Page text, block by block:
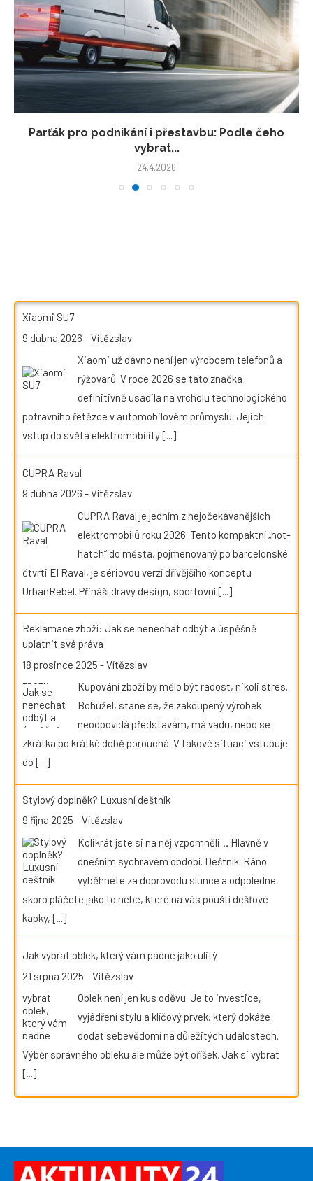
Parťák pro podnikání i přestavbu: Podle čeho
vybrat...
24.4.2026
Xiaomi SU7
9 dubna 2026 -Vítězslav
Xiaomi už dávno není jen výrobcem telefonů a
rýžovarů. V roce 2026 se tato značka
definitivně usadila na vrcholu technologického
potravního řetězce v automobilovém průmyslu. Jejich
vstup do světa elektromobility[...]
CUPRA Raval
9 dubna 2026 -Vítězslav
CUPRA Raval je jedním z nejočekávanějších
elektromobilů roku 2026. Tento kompaktní „hot-
hatch“ do města, pojmenovaný po barcelonské
čtvrti El Raval, je sériovou verzí dřívějšího konceptu
UrbanRebel. Přináší dravý design, sportovní[...]
Reklamace zboží: Jak se nenechat odbýt a úspěšně
uplatnit svá práva
18 prosince 2025 -Vítězslav
Kupování zboží by mělo být radost, nikoli stres.
Bohužel, stane se, že zakoupený výrobek
neodpovídá představám, má vadu, nebo se
zkrátka po krátké době porouchá. V takové situaci vstupuje
do [...]
Stylový doplněk? Luxusní deštník
9 října 2025 -Vítězslav
Kolikrát jste si na něj vzpomněli… Hlavně v
dnešním sychravém období. Deštník. Ráno
vyběhnete za doprovodu slunce a odpoledne
skoro pláčete jako to nebe, které na vás pouští dešťové
kapky, [...]
Jak vybrat oblek, který vám padne jako ulitý
21 srpna 2025 -Vítězslav
Oblek není jen kus oděvu. Je to investice,
vyjádření stylu a klíčový prvek, který dokáže
dodat sebevědomí na důležitých událostech.
Výběr správného obleku ale může být oříšek. Jak si vybrat
[...]